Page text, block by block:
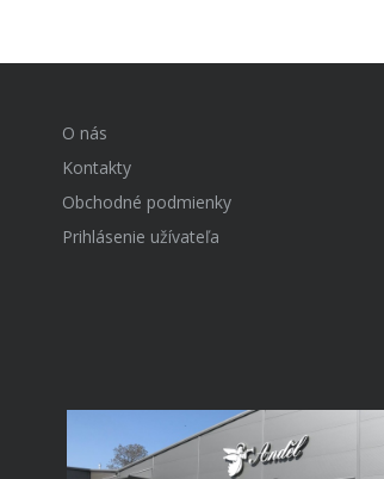
O nás
Kontakty
Obchodné podmienky
Prihlásenie užívateľa